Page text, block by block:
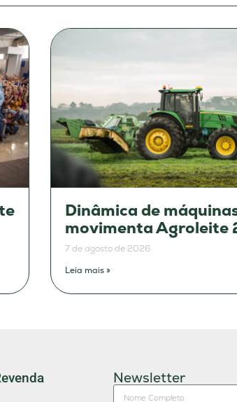
Dinâmica de
movimenta Agroleite
7 de agosto de 2026
Leia mais »
Newsletter